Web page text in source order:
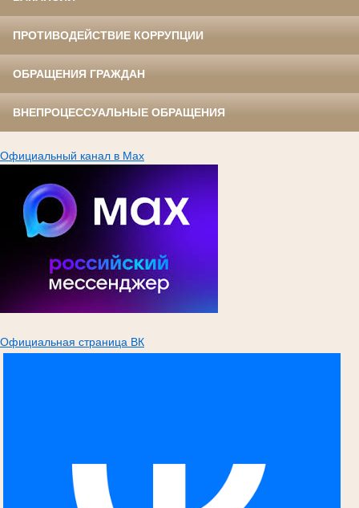
ПРОТИВОДЕЙСТВИЕ КОРРУПЦИИ
ОБРАЩЕНИЯ ГРАЖДАН
ВНЕПРОЦЕССУАЛЬНЫЕ ОБРАЩЕНИЯ
Официальный канал в Max
Официальная страница ВК